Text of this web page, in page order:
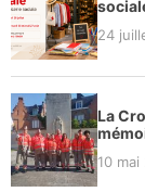
24
La
10 mai